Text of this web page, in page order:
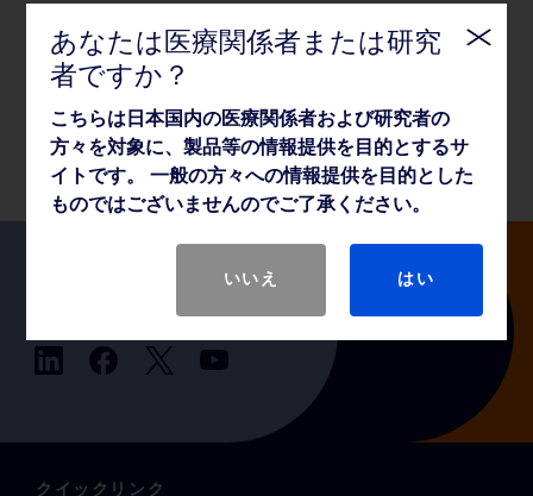
仕様
薬事・その他情報
クイックリンク
あなたは医療関係者または研究
者ですか？
こちらは日本国内の医療関係者および研究者の
方々を対象に、製品等の情報提供を目的とするサ
イトです。 一般の方々への情報提供を目的とした
ものではございませんのでご了承ください。
いいえ はい